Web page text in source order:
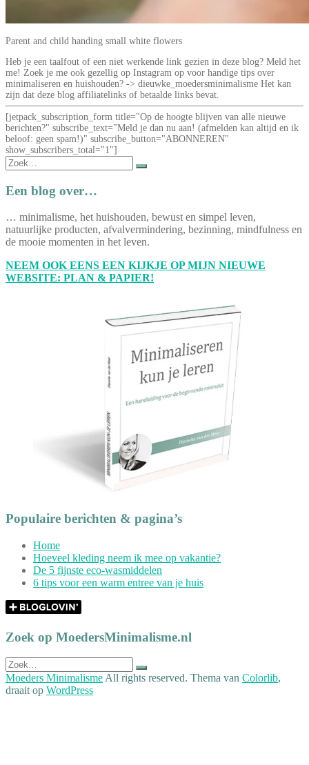
Parent and child handing small white flowers
Heb je een taalfout of een niet werkende link gezien in deze blog? Meld het
me! Zoek je me ook gezellig op Instagram op voor handige tips over
minimaliseren en huishouden? -> dieuwke_moedersminimalisme Het kan
zijn dat deze blog affiliatelinks of betaalde links bevat.
[jetpack_subscription_form title="Op de hoogte blijven van alle nieuwe
berichten?" subscribe_text="Meld je dan nu aan! (afmelden kan altijd en ik
beloof: geen spam!)" subscribe_button="ABONNEREN"
show_subscribers_total="1"]
Zoek
naar:
Een blog over…
… minimalisme, het huishouden, bewust en simpel leven,
natuurlijke producten, afvalvermindering, bezinning, mindfulness en
de mooie momenten in het leven.
NEEM OOK EENS EEN KIJKJE OP MIJN NIEUWE
WEBSITE: PLAN & PAPIER!
Populaire berichten & pagina’s
Home
Hoeveel kleding neem ik mee op vakantie?
De 5 fijnste eco-wasmiddelen
6 tips voor een warm entree van je huis
Zoek op MoedersMinimalisme.nl
Zoek
naar:
Moeders MinimalismeAll rights reserved. Thema van Colorlib,
draait op WordPress